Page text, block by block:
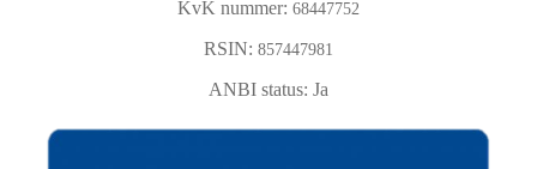
KvK nummer: 68447752
RSIN: 857447981
ANBI status: Ja